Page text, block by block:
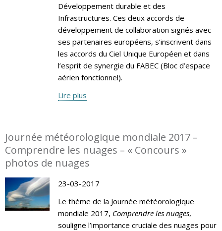
Développement durable et des
Infrastructures. Ces deux accords de
développement de collaboration signés avec
ses partenaires européens, s’inscrivent dans
les accords du Ciel Unique Européen et dans
l’esprit de synergie du FABEC (Bloc d’espace
aérien fonctionnel).
Lire plus
Journée météorologique mondiale 2017 –
Comprendre les nuages – « Concours »
photos de nuages
23-03-2017
Le thème de la Journée météorologique
mondiale 2017, Comprendre les nuages,
souligne l’importance cruciale des nuages pour